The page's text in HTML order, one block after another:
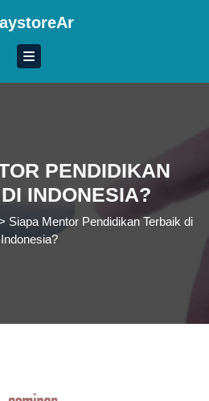
PENDIDIKAN
INDONESIA?
Siapa Mentor Pendidikan Terbaik di
Indonesia?